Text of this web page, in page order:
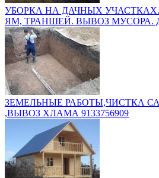
УБОРКА НА ДАЧНЫХ
ЯМ, ТРАНШЕЙ. ВЫВОЗ МУСОРА.
ЗЕМЕЛЬНЫЕ РАБОТЫ,ЧИСТКА
,ВЫВОЗ ХЛАМА 9133756909